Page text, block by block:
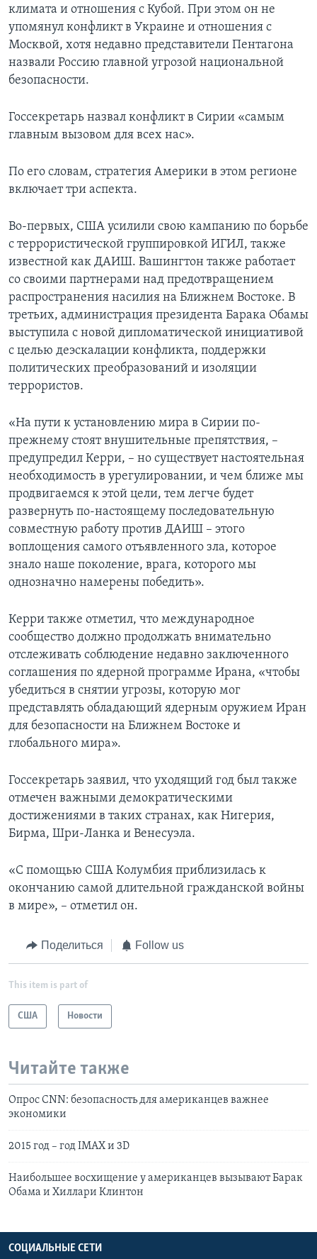
климата и отношения с Кубой. При этом он не
упомянул конфликт в Украине и отношения с
Москвой, хотя недавно представители Пентагона
назвали Россию главной угрозой национальной
безопасности.
Госсекретарь назвал конфликт в Сирии «самым
главным вызовом для всех нас».
По его словам, стратегия Америки в этом регионе
включает три аспекта.
Во-первых, США усилили свою кампанию по борьбе
с террористической группировкой ИГИЛ, также
известной как ДАИШ. Вашингтон также работает
со своими партнерами над предотвращением
распространения насилия на Ближнем Востоке. В
третьих, администрация президента Барака Обамы
выступила с новой дипломатической инициативой
с целью деэскалации конфликта, поддержки
политических преобразований и изоляции
террористов.
«На пути к установлению мира в Сирии по-
прежнему стоят внушительные препятствия, –
предупредил Керри, – но существует настоятельная
необходимость в урегулировании, и чем ближе мы
продвигаемся к этой цели, тем легче будет
развернуть по-настоящему последовательную
совместную работу против ДАИШ – этого
воплощения самого отъявленного зла, которое
знало наше поколение, врага, которого мы
однозначно намерены победить».
Керри также отметил, что международное
сообщество должно продолжать внимательно
отслеживать соблюдение недавно заключенного
соглашения по ядерной программе Ирана, «чтобы
убедиться в снятии угрозы, которую мог
представлять обладающий ядерным оружием Иран
для безопасности на Ближнем Востоке и
глобального мира».
Госсекретарь заявил, что уходящий год был также
отмечен важными демократическими
достижениями в таких странах, как Нигерия,
Бирма, Шри-Ланка и Венесуэла.
«С помощью США Колумбия приблизилась к
окончанию самой длительной гражданской войны
в мире», – отметил он.
Поделиться Follow us
This item is part of
США Новости
Читайте также
Опрос CNN: безопасность для американцев важнее
экономики
2015 год – год IMAX и 3D
Наибольшее восхищение у американцев вызывают Барак
Обама и Хиллари Клинтон
СОЦИАЛЬНЫЕ СЕТИ